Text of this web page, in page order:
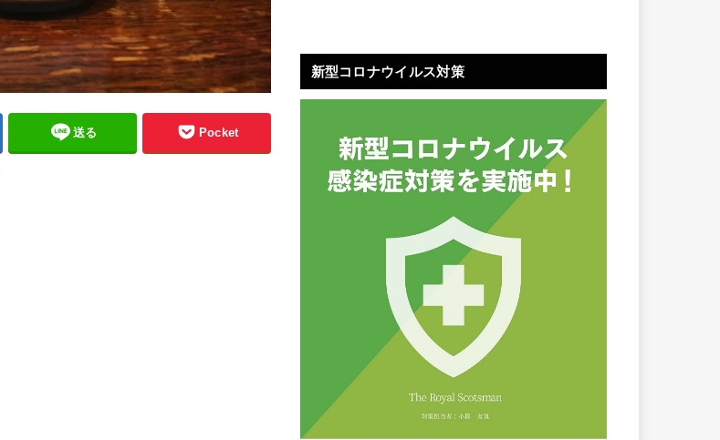
送る Pocket
新型コロナウイルス対策